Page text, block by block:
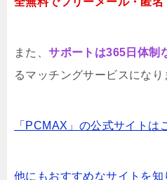
また、サポートは365日体制
るマッチングサービスになり
「PCMAX」の公式サイトは
他にもおすすめなサイトを